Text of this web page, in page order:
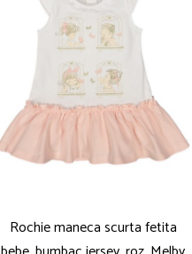
Rochie maneca scurta fetita